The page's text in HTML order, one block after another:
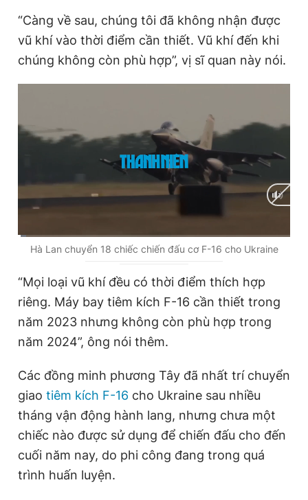
Tổng thư ký tòa soạn: Đức Trung
Giấy phép xuất bản số 110/GP - BTTTT cấp ngày 24.3.2020
© 2003-2026 Bản quyền thuộc về Báo Thanh Niên. Cấm sao
chép dưới mọi hình thức nếu không có sự chấp thuận bằng văn
“Càng về sau, chúng tôi đã không nhận được
vũ khí vào thời điểm cần thiết. Vũ khí đến khi
chúng không còn phù hợp”, vị sĩ quan này nói.
C
r
r
e
T
i
m
e
0:01 / D
r
a
t
n
1:36
Hà Lan chuyển 18 chiếc chiến đấu cơ F-16 cho Ukraine
“Mọi loại vũ khí đều có thời điểm thích hợp
riêng. Máy bay tiêm kích F-16 cần thiết trong
năm 2023 nhưng không còn phù hợp trong
năm 2024”, ông nói thêm.
Các đồng minh phương Tây đã nhất trí chuyển
giao tiêm kích F-16 cho Ukraine sau nhiều
tháng vận động hành lang, nhưng chưa một
chiếc nào được sử dụng để chiến đấu cho đến
cuối năm nay, do phi công đang trong quá
trình huấn luyện.